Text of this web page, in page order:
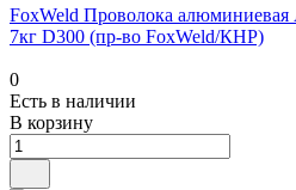
FoxWeld Проволока
7кг D300 (пр-во FoxWeld/КНР)
0
Есть в наличии
В корзину